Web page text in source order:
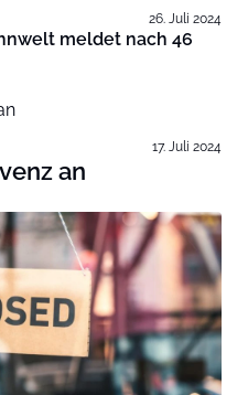
26. Juli 2024
meldet nach 46
17. Juli 2024
an